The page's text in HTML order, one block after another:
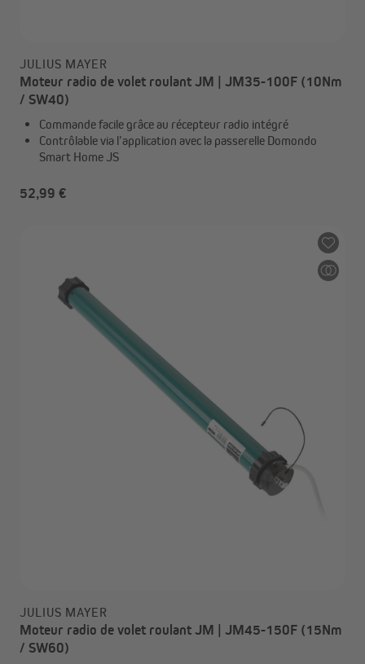
JULIUS MAYER
Moteur radio de volet roulant JM | JM35-100F (10Nm
/ SW40)
Commande facile grâce au récepteur radio intégré
Contrôlable via l’application avec la passerelle Domondo
Smart Home JS
52,99 €
JULIUS MAYER
Moteur radio de volet roulant JM | JM45-150F (15Nm
/ SW60)